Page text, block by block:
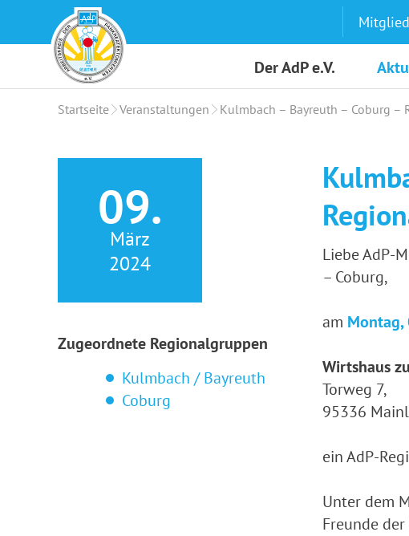
Der AdP e.V.
Startseite Veranstaltungen Kulmbach – Bayreuth – Coburg
09.
März
2024
Zugeordnete Regionalgruppen
Kulmbach / Bayreuth
Coburg
Liebe AdP-
– Coburg,
am Montag,
Wirtshaus
Torweg 7,
95336
ein AdP-
Unter dem
Freunde